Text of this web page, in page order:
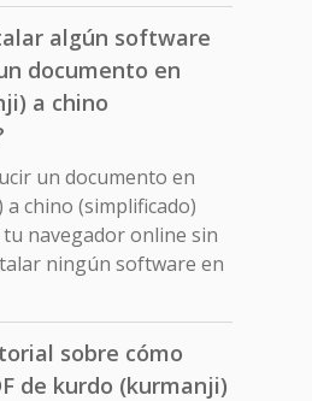
algún software
documento en
a chino
un documento en
chino (simplificado)
navegador online sin
ningún software en
sobre cómo
de kurdo (kurmanji)